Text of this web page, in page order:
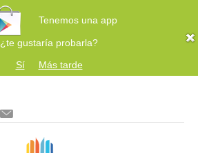
Tenemos una app
gustaría probarla?
Sí
Más tarde